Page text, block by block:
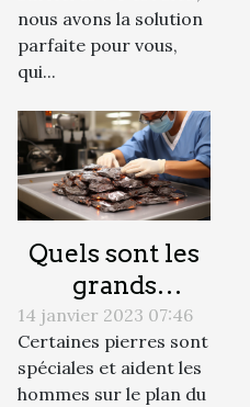
nous avons la solution
parfaite pour vous,
qui...
Quels sont les
grands
avantages des
pierres en litho
thérapie ?
14 janvier 2023 07:46
Certaines pierres sont
spéciales et aident les
hommes sur le plan du